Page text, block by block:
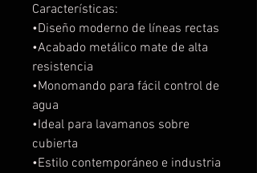
Características:
•Diseño moderno de líneas rectas
•Acabado metálico mate de alta
resistencia
•Monomando para fácil control de
agua
•Ideal para lavamanos sobre
cubierta
•Estilo contemporáneo e industria